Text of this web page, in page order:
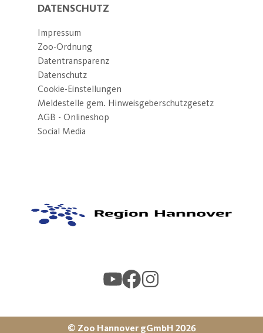
DATENSCHUTZ
Impressum
Zoo-Ordnung
Datentransparenz
Datenschutz
Cookie-Einstellungen
Meldestelle gem. Hinweisgeberschutzgesetz
AGB - Onlineshop
Social Media
© Zoo Hannover gGmbH 2026